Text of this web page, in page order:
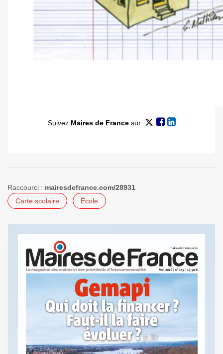
Suivez Maires de Francesur
Raccourci : mairesdefrance.com/28931
Carte scolaire
École